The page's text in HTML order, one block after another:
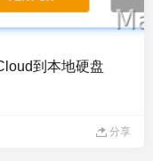
到本地硬盘
分享